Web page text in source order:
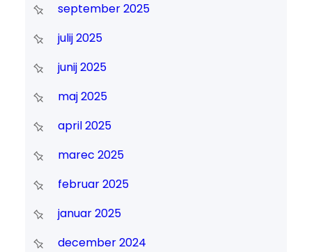
september 2025
julij 2025
junij 2025
maj 2025
april 2025
marec 2025
februar 2025
januar 2025
december 2024